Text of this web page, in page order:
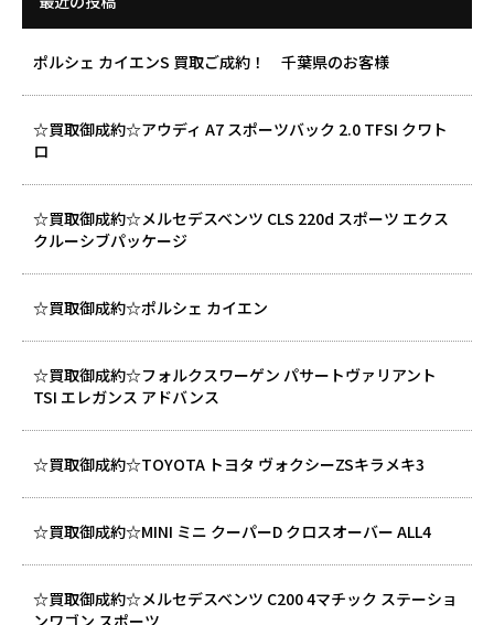
ポルシェ カイエンS 買取ご成約！ 千葉県のお客様
☆買取御成約☆アウディ A7 スポーツバック 2.0 TFSI クワト
ロ
☆買取御成約☆メルセデスベンツ CLS 220d スポーツ エクス
クルーシブパッケージ
☆買取御成約☆ポルシェ カイエン
☆買取御成約☆フォルクスワーゲン パサートヴァリアント
TSI エレガンス アドバンス
☆買取御成約☆TOYOTA トヨタ ヴォクシーZSキラメキ3
☆買取御成約☆MINI ミニ クーパーD クロスオーバー ALL4
☆買取御成約☆メルセデスベンツ C200 4マチック ステーショ
ンワゴン スポーツ